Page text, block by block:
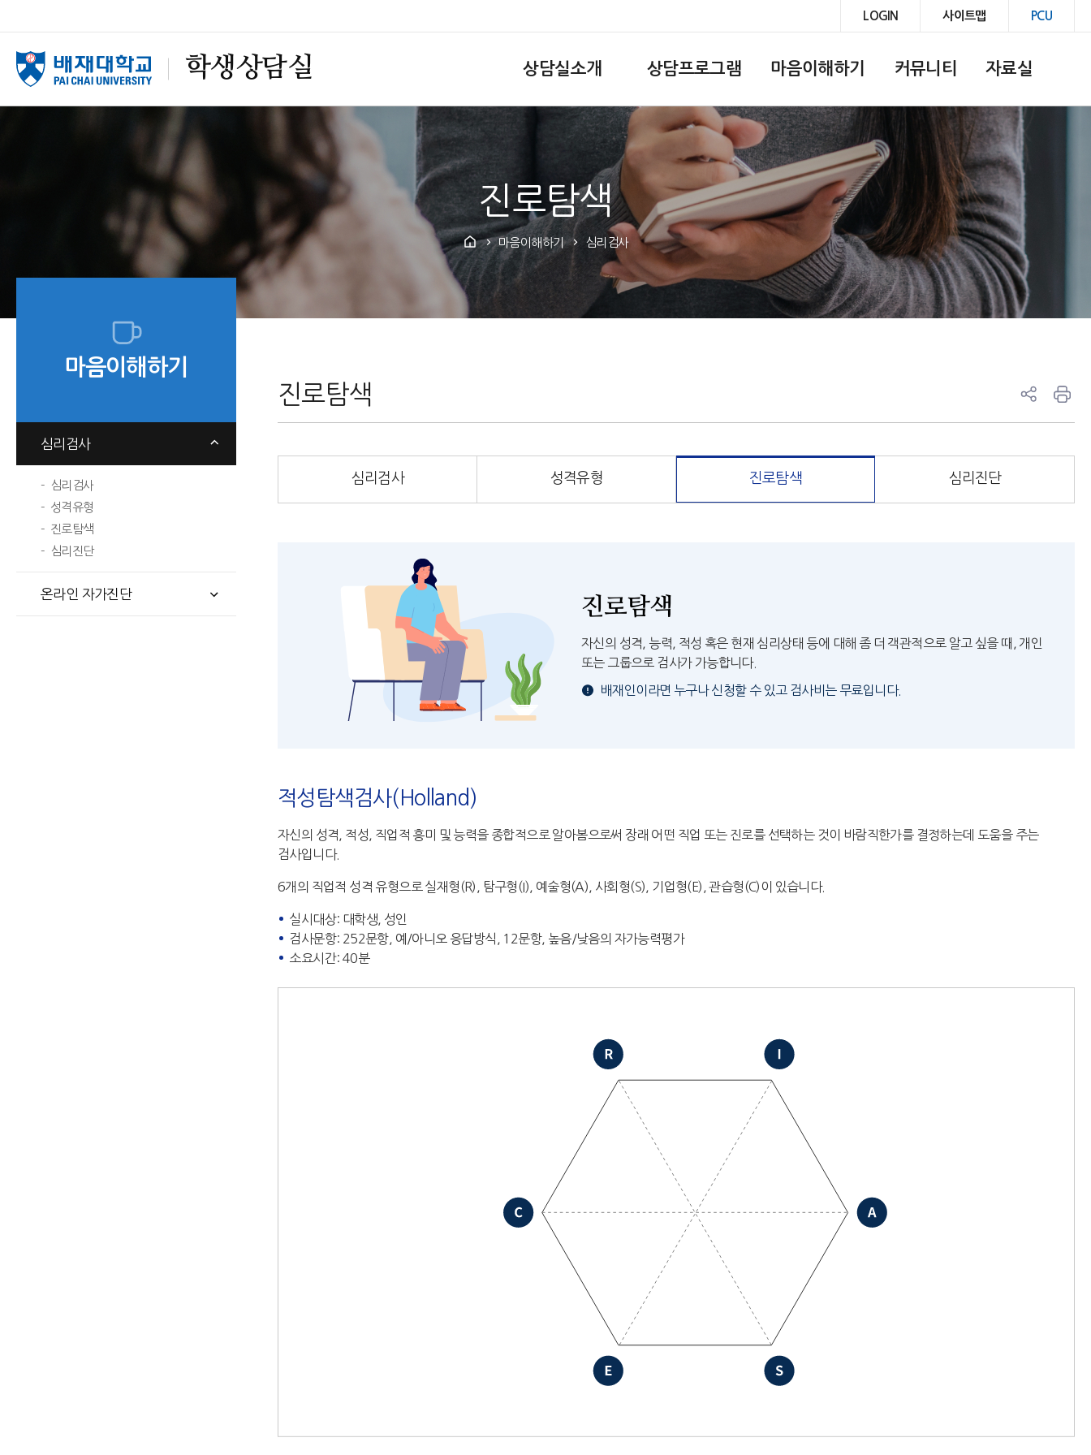
학생상담실
LOGIN 사이트맵 PCU
상담실소개 상담프로그램 마음이해하기 커뮤니티 자료실
진로탐색
>
마음이해하기
>
심리검사
마음이해하기
심리검사
심리검사
성격유형
진로탐색
심리진단
온라인 자가진단
진로탐색
심리검사 성격유형 진로탐색 심리진단
진로탐색
자신의 성격, 능력, 적성 혹은 현재 심리상태 등에 대해 좀 더 객관적으로 알고 싶을 때, 개인
또는 그룹으로 검사가 가능합니다.
배재인이라면 누구나 신청할 수 있고 검사비는 무료입니다.
적성탐색검사(Holland)
자신의 성격, 적성, 직업적 흥미 및 능력을 종합적으로 알아봄으로써 장래 어떤 직업 또는 진로를 선택하는 것이 바람직한가를 결정하는데 도움을 주는
검사입니다.
6개의 직업적 성격 유형으로 실재형(R), 탐구형(I), 예술형(A), 사회형(S), 기업형(E), 관습형(C)이 있습니다.
실시대상: 대학생, 성인
검사문항: 252문항, 예/아니오 응답방식, 12문항, 높음/낮음의 자가능력평가
소요시간: 40분